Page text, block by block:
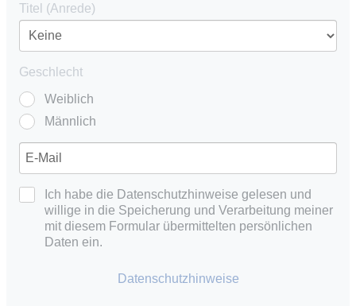
Titel (Anrede)
Geschlecht
Weiblich
Männlich
Ich habe die Datenschutzhinweise gelesen und
willige in die Speicherung und Verarbeitung meiner
mit diesem Formular übermittelten persönlichen
Daten ein.
Datenschutzhinweise